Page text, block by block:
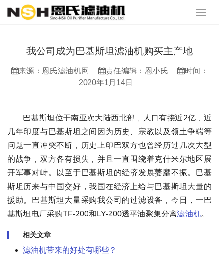
我公司成为巴基斯坦滤油机购买主产地
来源：恩氏滤油机网 责任编辑：恩小氏
时间：
2020年1月14日
巴基斯坦位于南亚次大陆西北部，人口有接近2亿，近
几年印度与巴基斯坦之间因为历史、宗教以及领土争端等
问题一直冲突不断，历史上印巴双方也曾经历过几次大型
的战争，双方各有损失，并且一直围绕着克什米尔地区展
开军事对峙。以至于巴基斯坦的经济发展萎靡不振。巴基
斯坦历来与中国交好，我国在经济上给与巴基斯坦大量的
援助。巴基斯坦大量采购我公司的过滤设备，今日，一巴
基斯坦电厂采购TF-200和LY-200透平油聚集分离滤油机。
相关文章
滤油机带来的好处有哪些？